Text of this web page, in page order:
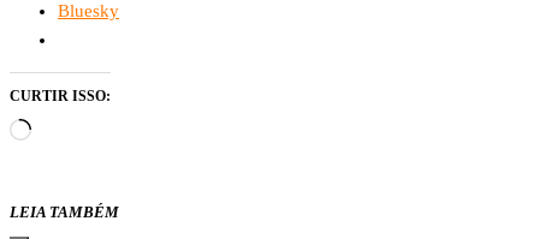
Bluesky
CURTIR ISSO:
Carregando...
LEIA TAMBÉM